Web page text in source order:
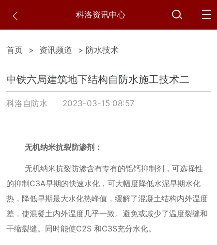
科洛资讯中心
首页 > 资讯频道 > 防水技术
中铁六局建筑地下结构自防水施工技术二
科洛自防水 2023-03-15 08:57
无机纳米抗裂防渗剂：
无机纳米抗裂防渗含有专有的铝钙抑制剂，可选择性
的抑制C3A早期的快速水化，可大幅度降低水泥早期水化
热，降低早期最大水化热峰值，缓解了混凝土结构内外温度
差，使混凝土内外温度几乎一致。避免或减少了温度裂缝和
干缩裂缝。同时能使C2S 和C3S充分水化。